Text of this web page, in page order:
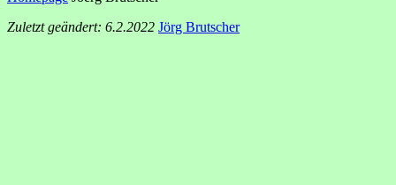
Zuletzt geändert: 6.2.2022 Jörg Brutscher